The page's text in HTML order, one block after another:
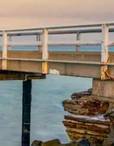
att trycka eller svepa.